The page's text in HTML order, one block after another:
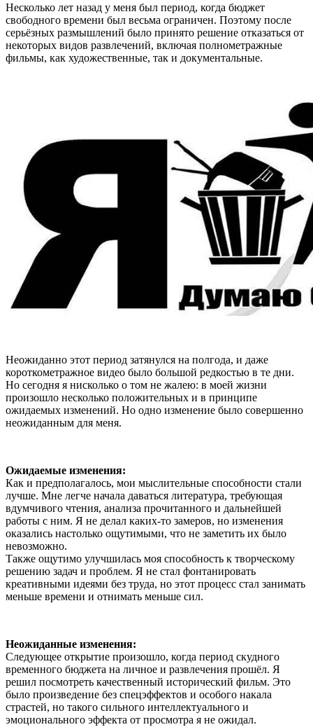
Несколько лет назад у меня был период, когда бюджет
свободного времени был весьма ограничен. Поэтому после
серьёзных размышлений было принято решение отказаться от
некоторых видов развлечений, включая полнометражные
фильмы, как художественные, так и документальные.
Неожиданно этот период затянулся на полгода, и даже
короткометражное видео было большой редкостью в те дни.
Но сегодня я нисколько о том не жалею: в моей жизни
произошло несколько положительных и в принципе
ожидаемых изменений. Но одно изменение было совершенно
неожиданным для меня.
Ожидаемые изменения:
Как и предполагалось, мои мыслительные способности стали
лучше. Мне легче начала даваться литература, требующая
вдумчивого чтения, анализа прочитанного и дальнейшей
работы с ним. Я не делал каких-то замеров, но изменения
оказались настолько ощутимыми, что не заметить их было
невозможно.
Также ощутимо улучшилась моя способность к творческому
решению задач и проблем. Я не стал фонтанировать
креативными идеями без труда, но этот процесс стал занимать
меньше времени и отнимать меньше сил.
Неожиданные изменения:
Следующее открытие произошло, когда период скудного
временного бюджета на личное и развлечения прошёл. Я
решил посмотреть качественный исторический фильм. Это
было произведение без спецэффектов и особого накала
страстей, но такого сильного интеллектуального и
эмоционального эффекта от просмотра я не ожидал.